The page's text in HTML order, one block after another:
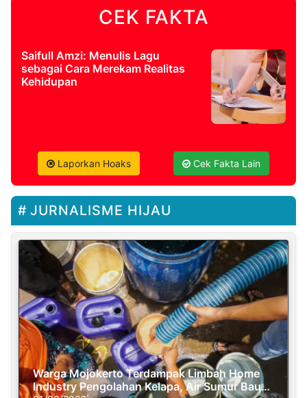
CEK FAKTA
Saifull Amzi: Menulis Lagu
sebagai Cara Merekam Realitas
Kehidupan
Laporkan Hoaks Cek Fakta Lain
JURNALISME HIJAU
Warga Mojokerto Terdampak Limbah Home
Industry Pengolahan Kelapa, Air Sumur Bau